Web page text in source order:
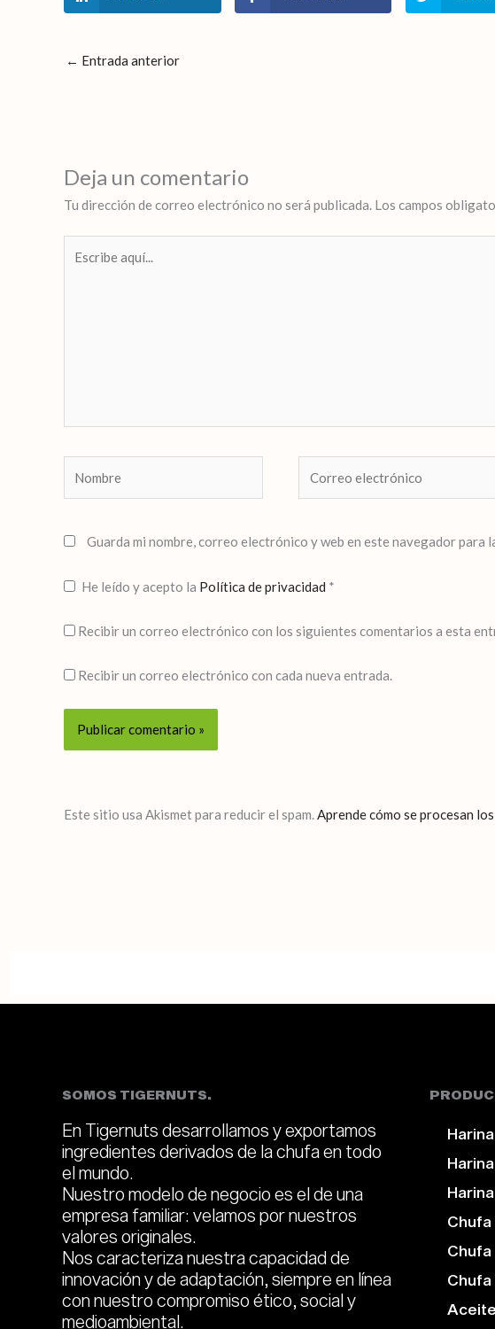
← Entrada anterior
Deja un comentario
Tu dirección de correo electrónico no será publicada. Los campos
aquí...
electrónico
Guarda mi nombre, correo electrónico y web en este navegador para
He leído y acepto la Política de privacidad *
Recibir un correo electrónico con los siguientes comentarios a esta
Recibir un correo electrónico con cada nueva entrada.
Este sitio usa Akismet para reducir el spam.Aprende cómo se procesan
SOMOS TIGERNUTS.
En Tigernuts desarrollamos y exportamos
ingredientes derivados de la chufa en todo
el mundo.
Nuestro modelo de negocio es el de una
empresa familiar: velamos por nuestros
valores originales.
Nos caracteriza nuestra capacidad de
innovación y de adaptación, siempre en línea
con nuestro compromiso ético, social y
medioambiental.
Chufa